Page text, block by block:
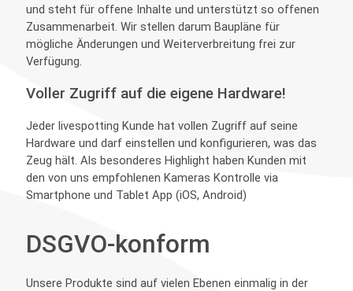
und steht für offene Inhalte und unterstützt so offenen
Zusammenarbeit. Wir stellen darum Baupläne für
mögliche Änderungen und Weiterverbreitung frei zur
Verfügung.
Voller Zugriff auf die eigene Hardware!
Jeder livespotting Kunde hat vollen Zugriff auf seine
Hardware und darf einstellen und konfigurieren, was das
Zeug hält. Als besonderes Highlight haben Kunden mit
den von uns empfohlenen Kameras Kontrolle via
Smartphone und Tablet App (iOS, Android)
DSGVO-konform
Unsere Produkte sind auf vielen Ebenen einmalig in der